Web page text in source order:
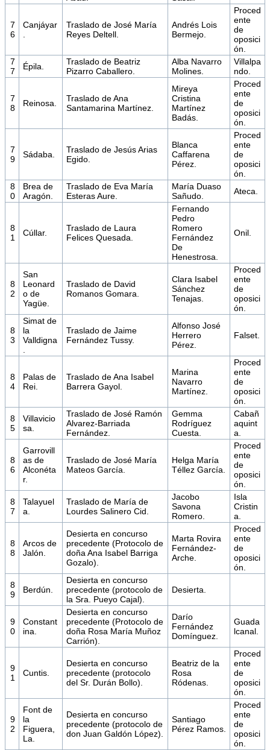
7
6
Canjáyar
Traslado de José María
Reyes Deltell.
Andrés Lois
Bermejo.
Proced
ente
de
oposici
ón.
7
7
Épila.
Traslado de Beatriz
Pizarro Caballero.
Alba Navarro
Molines.
Villalpa
ndo.
7
8
Reinosa.
Traslado de Ana
Santamarina Martínez.
Mireya
Cristina
Martínez
Badás.
Proced
ente
de
oposici
ón.
7
9
Sádaba.
Traslado de Jesús Arias
Egido.
Blanca
Caffarena
Pérez.
Proced
ente
de
oposici
ón.
8
0
Brea de
Aragón.
Traslado de Eva María
Esteras Aure.
María Duaso
Sañudo.
Ateca.
8
1
Cúllar.
Traslado de Laura
Felices Quesada.
Fernando
Pedro
Romero
Fernández
De
Henestrosa.
Onil.
8
2
San
Leonard
o de
Yagüe.
Traslado de David
Romanos Gomara.
Clara Isabel
Sánchez
Tenajas.
Proced
ente
de
oposici
ón.
8
3
Simat de
la
Valldigna
Traslado de Jaime
Fernández Tussy.
Alfonso José
Herrero
Pérez.
Falset.
8
4
Palas de
Rei.
Traslado de Ana Isabel
Barrera Gayol.
Marina
Navarro
Martínez.
Proced
ente
de
oposici
ón.
8
5
Villavicio
sa.
Traslado de José Ramón
Alvarez-Barriada
Fernández.
Gemma
Rodríguez
Cuesta.
Cabañ
aquint
a.
8
6
Garrovill
as de
Alconéta
r.
Traslado de José María
Mateos García.
Helga María
Téllez García.
Proced
ente
de
oposici
ón.
8
7
Talayuel
a.
Traslado de María de
Lourdes Salinero Cid.
Jacobo
Savona
Romero.
Isla
Cristin
a.
8
8
Arcos de
Jalón.
Desierta en concurso
precedente (Protocolo de
doña Ana Isabel Barriga
Gozalo).
Marta Rovira
Fernández-
Arche.
Proced
ente
de
oposici
ón.
8
9
Berdún.
Desierta en concurso
precedente (protocolo de
la Sra. Pueyo Cajal).
Desierta.
9
0
Constant
ina.
Desierta en concurso
precedente (Protocolo de
doña Rosa María Muñoz
Carrión).
Darío
Fernández
Domínguez.
Guada
lcanal.
9
1
Cuntis.
Desierta en concurso
precedente (protocolo
del Sr. Durán Bollo).
Beatriz de la
Rosa
Ródenas.
Proced
ente
de
oposici
ón.
9
2
Font de
la
Figuera,
La.
Desierta en concurso
precedente (protocolo de
don Juan Galdón López).
Santiago
Pérez Ramos.
Proced
ente
de
oposici
ón.